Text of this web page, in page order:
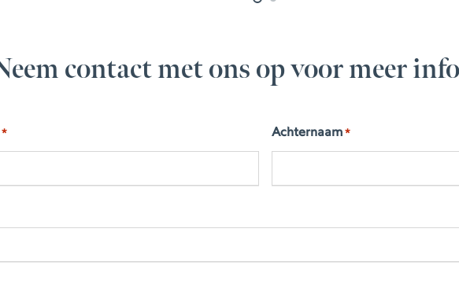
contact met ons op voor meer
* Achternaam *